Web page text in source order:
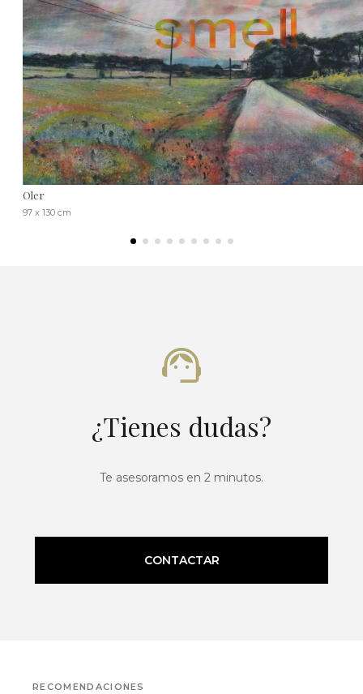
Oler
97 x 130 cm
¿Tienes dudas?
Te asesoramos en 2 minutos.
CONTACTAR
RECOMENDACIONES